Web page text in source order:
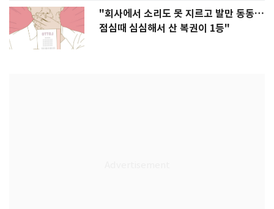
"회사에서 소리도 못 지르고 발만 동동…
점심때 심심해서 산 복권이 1등"